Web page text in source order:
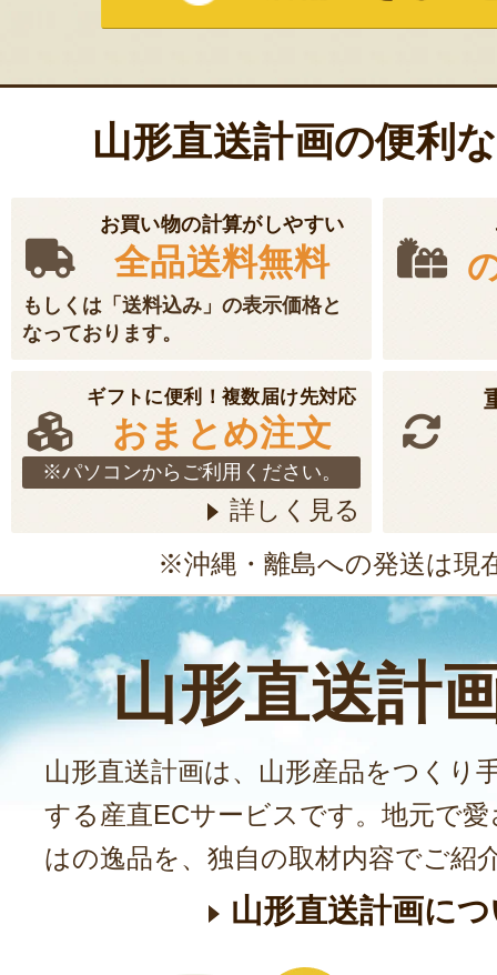
山形直送計画の便利
お買い物の計算がしやすい
全品送料無料
もしくは「送料込み」の表示価格と
なっております。
ギフトに便利！複数届け先対応
おまとめ注文
※パソコンからご利用ください。
詳しく見る
※沖縄・離島への発送は現
山形直送計
山形直送計画は、山形産品をつくり
する産直ECサービスです。地元で
はの逸品を、独自の取材内容でご紹
山形直送計画に